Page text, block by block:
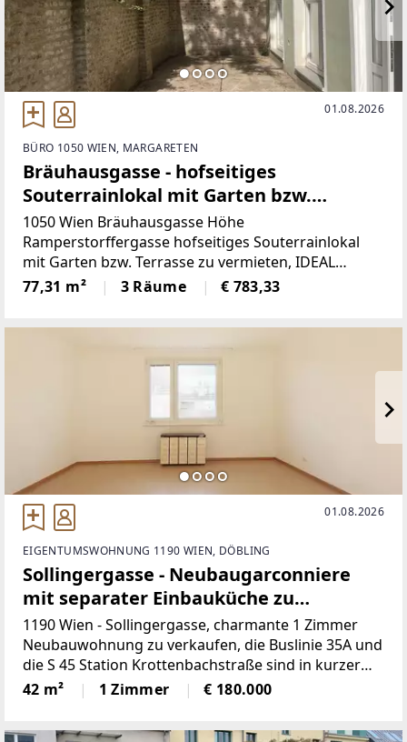
01.08.2026
BÜRO 1050 WIEN, MARGARETEN
Bräuhausgasse - hofseitiges
Souterrainlokal mit Garten bzw.
Terrasse zu vermieten
1050 Wien Bräuhausgasse Höhe
Ramperstorffergasse hofseitiges Souterrainlokal
mit Garten bzw. Terrasse zu vermieten, IDEAL
nutzbar als Büro, Atelier oder Showroom, die U4
Station Pilgramgasse sowie die
77,31 m² 3 Räume € 783,33
01.08.2026
EIGENTUMSWOHNUNG 1190 WIEN, DÖBLING
Sollingergasse - Neubaugarconniere
mit separater Einbauküche zu
verkaufen
1190 Wien - Sollingergasse, charmante 1 Zimmer
Neubauwohnung zu verkaufen, die Buslinie 35A und
die S 45 Station Krottenbachstraße sind in kurzer
Gehdistanz erreichbar, 4. Liftstock, ca. 42,00m2
Wohnfläche, Wohn-/Schlafzimmer,
42 m² 1 Zimmer € 180.000